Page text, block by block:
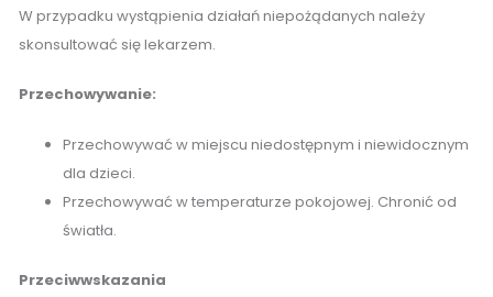
W przypadku wystąpienia działań niepożądanych należy
skonsultować się lekarzem.
Przechowywanie:
Przechowywać w miejscu niedostępnym i niewidocznym
dla dzieci.
Przechowywać w temperaturze pokojowej. Chronić od
światła.
Przeciwwskazania